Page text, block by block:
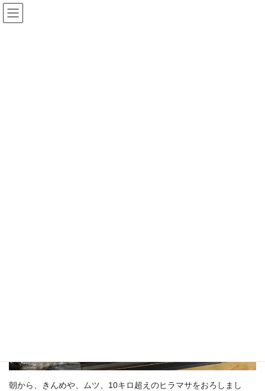
コ
ン
ナ
ビ
朝から、きんめや、ムツ、10キロ超えのヒラマサをおろしまし